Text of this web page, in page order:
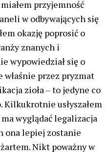
przyjemność
w odbywających się
okazję poprosić o
znanych i
wypowiedział się o
przez pryzmat
zioła – to jedyne co
Kilkukrotnie usłyszałem
wyglądać legalizacja
ona lepiej zostanie
Nikt poważny w